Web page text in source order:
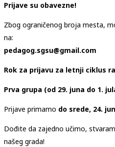
Prijave su obavezne!
Zbog ograničenog broja mesta,
na:
pedagog.sgsu@gmail.com
Rok za prijavu za letnji ciklus
Prva grupa (od 29. juna do 1.
Prijave primamo do srede, 24.
Dođite da zajedno učimo,
našeg grada!